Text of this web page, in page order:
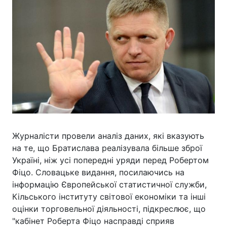
Журналісти провели аналіз даних, які вказують
на те, що Братислава реалізувала більше зброї
Україні, ніж усі попередні уряди перед Робертом
Фіцо. Словацьке видання, посилаючись на
інформацію Європейської статистичної служби,
Кільського інституту світової економіки та інші
оцінки торговельної діяльності, підкреслює, що
"кабінет Роберта Фіцо насправді сприяв